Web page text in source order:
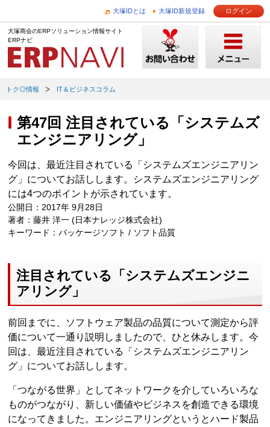
大塚IDとは 大塚ID新規登録 ログイン
大塚商会のERPソリューション情報サイト
ERPナビ
トク◎情報 IT＆ビジネスコラム
第47回 注目されている「システムズ
エンジニアリング」
今回は、最近注目されている「システムズエンジニアリン
グ」についてお話しします。システムズエンジニアリング
には4つのポイントが示されています。
公開日：2017年 9月28日
著者：藤井 洋一 (日本ナレッジ株式会社)
キーワード：パッケージソフト / ソフト品質
注目されている「システムズエンジニ
アリング」
前回までに、ソフトウェア製品の品質について測定から評
価について一通り説明しましたので、ひと休みします。今
回は、最近注目されている「システムズエンジニアリン
グ」についてお話しします。
「つながる世界」としてネットワークを介していろいろな
ものがつながり、新しい価値やビジネスを創造できる環境
になってきました。エンジニアリングというとハード製品